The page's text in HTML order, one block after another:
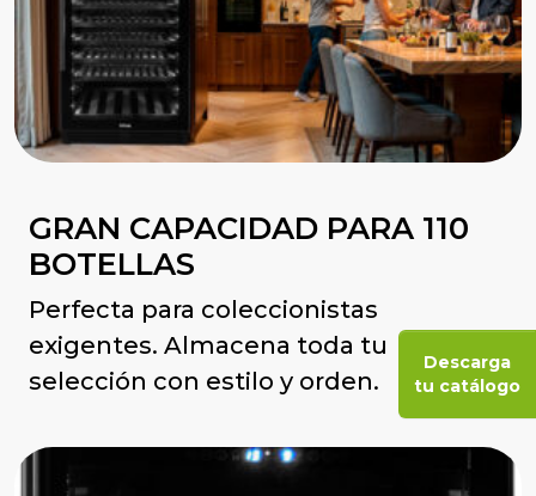
Descarga
tu catálogo
GRAN CAPACIDAD PARA 110
BOTELLAS
Perfecta para coleccionistas
exigentes. Almacena toda tu
selección con estilo y orden.